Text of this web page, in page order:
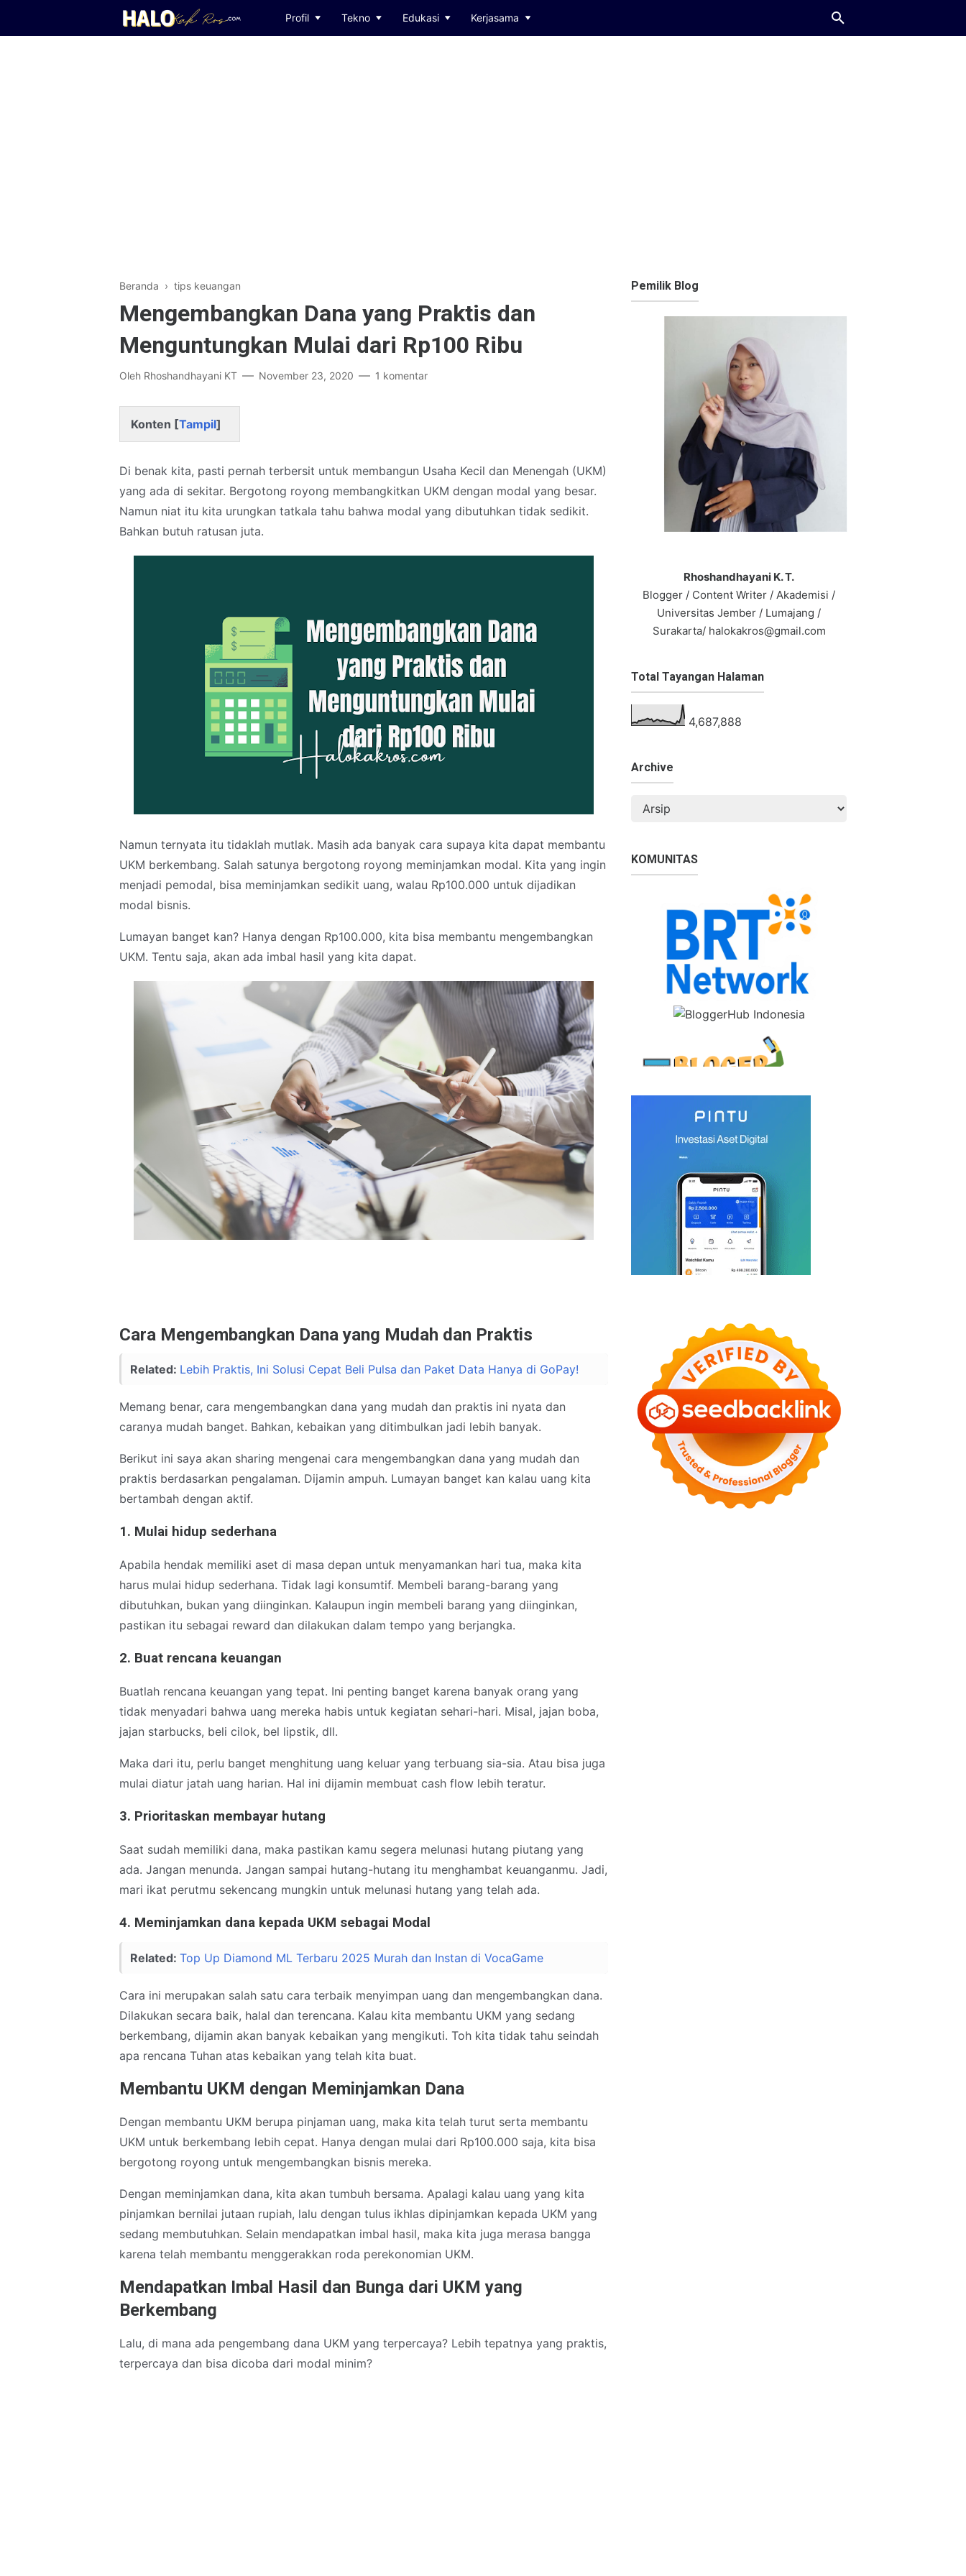
Profil Tekno Edukasi Kerjasama
Beranda › tips keuangan
Mengembangkan Dana yang Praktis dan
Menguntungkan Mulai dari Rp100 Ribu
Oleh Rhoshandhayani KT November 23, 2020 1 komentar
Konten [Tampil]
Di benak kita, pasti pernah terbersit untuk membangun Usaha Kecil dan Menengah (UKM)
yang ada di sekitar. Bergotong royong membangkitkan UKM dengan modal yang besar.
Namun niat itu kita urungkan tatkala tahu bahwa modal yang dibutuhkan tidak sedikit.
Bahkan butuh ratusan juta.
Namun ternyata itu tidaklah mutlak. Masih ada banyak cara supaya kita dapat membantu
UKM berkembang. Salah satunya bergotong royong meminjamkan modal. Kita yang ingin
menjadi pemodal, bisa meminjamkan sedikit uang, walau Rp100.000 untuk dijadikan
modal bisnis.
Lumayan banget kan? Hanya dengan Rp100.000, kita bisa membantu mengembangkan
UKM. Tentu saja, akan ada imbal hasil yang kita dapat.
Cara Mengembangkan Dana yang Mudah dan Praktis
Related: Lebih Praktis, Ini Solusi Cepat Beli Pulsa dan Paket Data Hanya di GoPay!
Memang benar, cara mengembangkan dana yang mudah dan praktis ini nyata dan
caranya mudah banget. Bahkan, kebaikan yang ditimbulkan jadi lebih banyak.
Berikut ini saya akan sharing mengenai cara mengembangkan dana yang mudah dan
praktis berdasarkan pengalaman. Dijamin ampuh. Lumayan banget kan kalau uang kita
bertambah dengan aktif.
1. Mulai hidup sederhana
Apabila hendak memiliki aset di masa depan untuk menyamankan hari tua, maka kita
harus mulai hidup sederhana. Tidak lagi konsumtif. Membeli barang-barang yang
dibutuhkan, bukan yang diinginkan. Kalaupun ingin membeli barang yang diinginkan,
pastikan itu sebagai reward dan dilakukan dalam tempo yang berjangka.
2. Buat rencana keuangan
Buatlah rencana keuangan yang tepat. Ini penting banget karena banyak orang yang
tidak menyadari bahwa uang mereka habis untuk kegiatan sehari-hari. Misal, jajan boba,
jajan starbucks, beli cilok, bel lipstik, dll.
Maka dari itu, perlu banget menghitung uang keluar yang terbuang sia-sia. Atau bisa juga
mulai diatur jatah uang harian. Hal ini dijamin membuat cash flow lebih teratur.
3. Prioritaskan membayar hutang
Saat sudah memiliki dana, maka pastikan kamu segera melunasi hutang piutang yang
ada. Jangan menunda. Jangan sampai hutang-hutang itu menghambat keuanganmu. Jadi,
mari ikat perutmu sekencang mungkin untuk melunasi hutang yang telah ada.
4. Meminjamkan dana kepada UKM sebagai Modal
Related: Top Up Diamond ML Terbaru 2025 Murah dan Instan di VocaGame
Cara ini merupakan salah satu cara terbaik menyimpan uang dan mengembangkan dana.
Dilakukan secara baik, halal dan terencana. Kalau kita membantu UKM yang sedang
berkembang, dijamin akan banyak kebaikan yang mengikuti. Toh kita tidak tahu seindah
apa rencana Tuhan atas kebaikan yang telah kita buat.
Membantu UKM dengan Meminjamkan Dana
Dengan membantu UKM berupa pinjaman uang, maka kita telah turut serta membantu
UKM untuk berkembang lebih cepat. Hanya dengan mulai dari Rp100.000 saja, kita bisa
bergotong royong untuk mengembangkan bisnis mereka.
Dengan meminjamkan dana, kita akan tumbuh bersama. Apalagi kalau uang yang kita
pinjamkan bernilai jutaan rupiah, lalu dengan tulus ikhlas dipinjamkan kepada UKM yang
sedang membutuhkan. Selain mendapatkan imbal hasil, maka kita juga merasa bangga
karena telah membantu menggerakkan roda perekonomian UKM.
Mendapatkan Imbal Hasil dan Bunga dari UKM yang
Berkembang
Lalu, di mana ada pengembang dana UKM yang terpercaya? Lebih tepatnya yang praktis,
terpercaya dan bisa dicoba dari modal minim?
Pemilik Blog
Rhoshandhayani K. T.
Blogger / Content Writer / Akademisi /
Universitas Jember / Lumajang /
Surakarta/ halokakros@gmail.com
Total Tayangan Halaman
4,687,888
Archive
KOMUNITAS